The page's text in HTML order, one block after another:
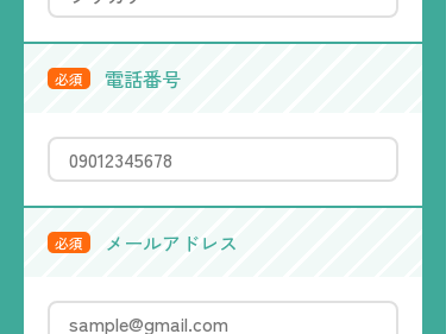
必須 電話番号
必須 メールアドレス